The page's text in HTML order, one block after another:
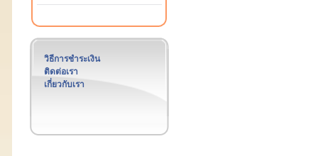
วิธีการชำระเงิน
ติดต่อเรา
เกี่ยวกับเรา